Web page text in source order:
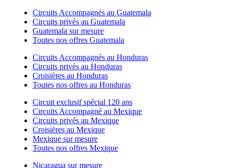
Circuits Accompagnés au Guatemala
Circuits privés au Guatemala
Guatemala sur mesure
Toutes nos offres Guatemala
Circuits Accompagnés au Honduras
Circuits privés au Honduras
Croisières au Honduras
Toutes nos offres au Honduras
Circuit exclusif spécial 120 ans
Circuits Accompagné au Mexique
Circuits privés au Mexique
Croisières au Mexique
Mexique sur mesure
Toutes nos offres Mexique
Nicaragua sur mesure